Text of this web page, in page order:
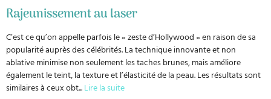
Rajeunissement au laser
C’est ce qu’on appelle parfois le « zeste d’Hollywood » en raison de sa
popularité auprès des célébrités. La technique innovante et non
ablative minimise non seulement les taches brunes, mais améliore
également le teint, la texture et l’élasticité de la peau. Les résultats sont
similaires à ceux obt...Lire la suite